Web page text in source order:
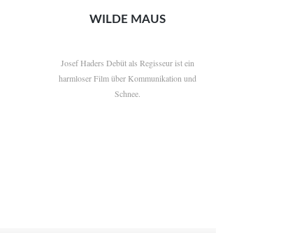
WILDE MAUS
Josef Haders Debüt als Regisseur ist ein
harmloser Film über Kommunikation und
Schnee.